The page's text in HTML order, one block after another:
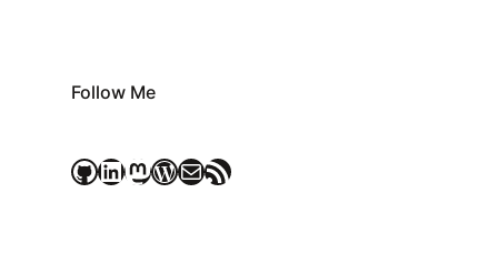
Follow Me
GitHub LinkedIn Mastodon WordPress 电子邮件RSS Feed